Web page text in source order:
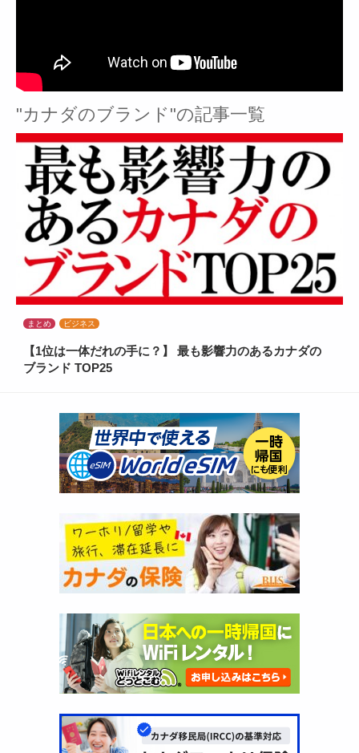
"カナダのブランド"の記事一覧
まとめ ビジネス
【1位は一体だれの手に？】 最も影響力のあるカナダの
ブランド TOP25